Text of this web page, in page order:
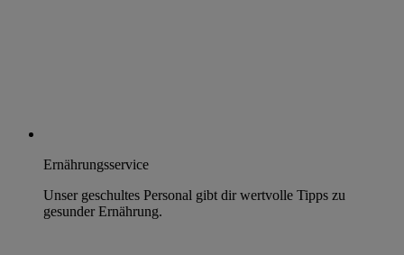
Ernährungsservice
Unser geschultes Personal gibt dir wertvolle Tipps zu
gesunder Ernährung.